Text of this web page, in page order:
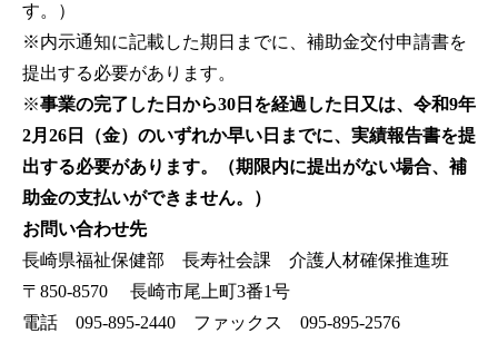
す。）
※内示通知に記載した期日までに、補助金交付申請書を
提出する必要があります。
※事業の完了した日から30日を経過した日又は、令和9年
2月26日（金）のいずれか早い日までに、実績報告書を提
出する必要があります。（期限内に提出がない場合、補
助金の支払いができません。）
お問い合わせ先
長崎県福祉保健部 長寿社会課 介護人材確保推進班
〒850-8570 長崎市尾上町3番1号
電話 095-895-2440 ファックス 095-895-2576